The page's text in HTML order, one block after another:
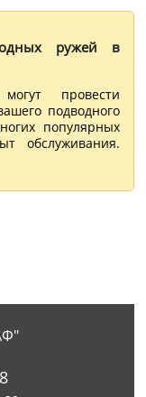
ружей в
провести
подводного
популярных
обслуживания.